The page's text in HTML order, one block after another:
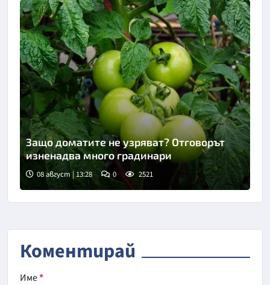
Снимка: Пиксабей
Защо доматите не узряват? Отговорът
изненадва много градинари
08 август | 13:28 0 2521
Коментирай
Име*